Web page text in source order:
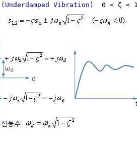
( Underdamped Vibration )  0 < ζ < 1